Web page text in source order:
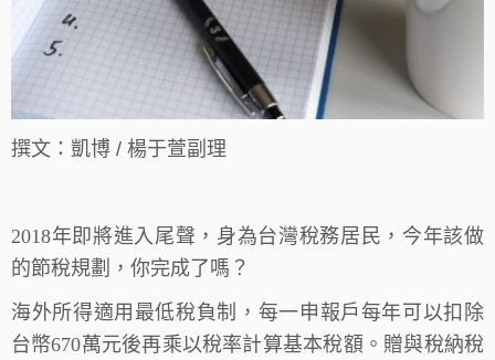
撰文：凱博 / 楊于萱副理
2018年即將進入尾聲，身為台灣稅務居民，今年該做
的節稅規劃，你完成了嗎？
海外所得適用最低稅負制，每一申報戶每年可以扣除
台幣670萬元後再乘以稅率計算基本稅額。贈與稅納稅